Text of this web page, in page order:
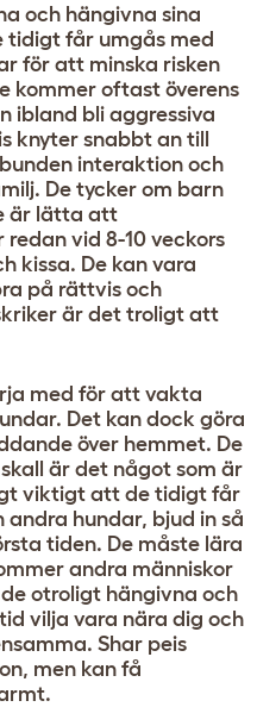
och hängivna sina
tidigt får umgås med
för att minska risken
kommer oftast överens
ibland bli aggressiva
knyter snabbt an till
interaktion och
De tycker om barn
är lätta att
vid 8-10 veckors
kissa. De kan vara
på rättvis och
är det troligt att
med för att vakta
Det kan dock göra
över hemmet. De
är det något som är
viktigt att de tidigt får
hundar, bjud in så
tiden. De måste lära
andra människor
otroligt hängivna och
vilja vara nära dig och
Shar peis
men kan få